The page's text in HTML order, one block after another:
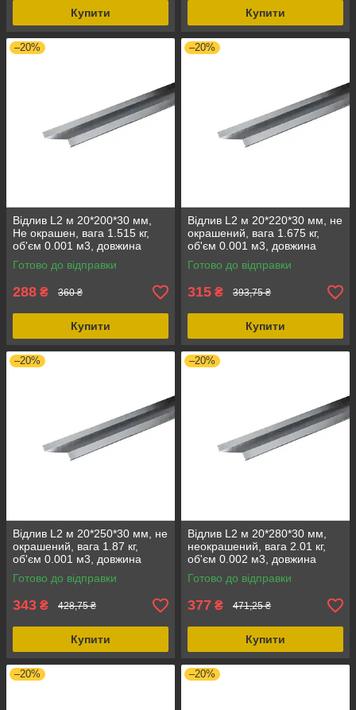
Купити Купити
–20%
Відлив L2 м 20*200*30 мм,
Не окрашен, вага 1.515 кг,
об'єм 0.001 м3, довжина
2000 мм
Готово до відправки
288 ₴ 360 ₴
Купити
–20%
Відлив L2 м 20*220*30 мм, не
окрашений, вага 1.675 кг,
об'єм 0.001 м3, довжина
2000 мм, ширина 220 мм
Готово до відправки
315 ₴ 393,75 ₴
Купити
–20%
Відлив L2 м 20*250*30 мм, не
окрашений, вага 1.87 кг,
об'єм 0.001 м3, довжина
2000 мм, ширина 250 мм
Готово до відправки
343 ₴ 428,75 ₴
Купити
–20%
Відлив L2 м 20*280*30 мм,
неокрашений, вага 2.01 кг,
об'єм 0.002 м3, довжина
2000 мм, ширина 280 мм
Готово до відправки
377 ₴ 471,25 ₴
Купити
–20% –20%